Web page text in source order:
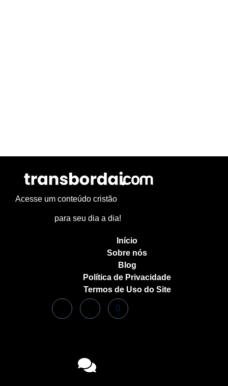
Acesse um conteúdo cristão
para seu dia a dia!
Início
Sobre nós
Blog
Política de Privacidade
Termos de Uso do Site